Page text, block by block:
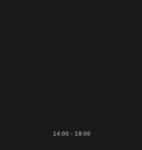
14:00 - 18:00